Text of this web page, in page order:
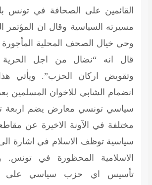
القائمين على الصحافة في تونس
مسيرته السياسية وقال ان المؤتمر
وحي خيال الصحف المحلية
قال انه “نضال من اجل الحرية
وتقويض اركان الحزب”. ويأتي
انضمام الشابي للاخوان المسلمين
سياسي تونسي معارض يضم اربعة
مختلفة في الآونة الاخيرة عن
سياسية توظف الاسلام في اشارة
الاسلامية المحظورة في
تأسيس اي حزب سياسي على